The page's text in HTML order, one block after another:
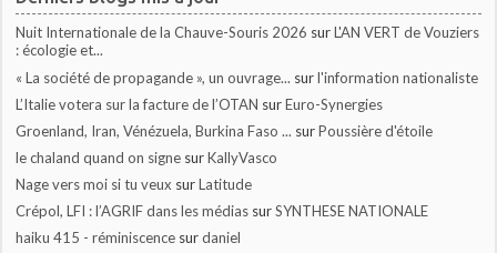
Nuit Internationale de la Chauve-Souris 2026 surL'AN VERT de Vouziers
: écologie et...
« La société de propagande », un ouvrage... surl'information nationaliste
L’Italie votera sur la facture de l’OTAN surEuro-Synergies
Groenland, Iran, Vénézuela, Burkina Faso ... surPoussière d'étoile
le chaland quand on signe surKallyVasco
Nage vers moi si tu veux surLatitude
Crépol, LFI : l’AGRIF dans les médias surSYNTHESE NATIONALE
haiku 415 - réminiscence surdaniel